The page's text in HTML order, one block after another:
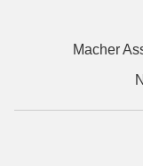
Macher